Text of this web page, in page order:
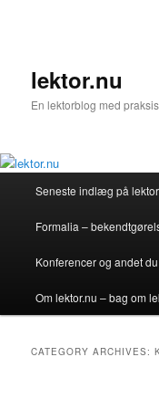
lektor.nu
En lektorblog med
Seneste indlæg på
Formalia –
Konferencer og andet
Om lektor.nu – bag om
CATEGORY ARCHIVES: